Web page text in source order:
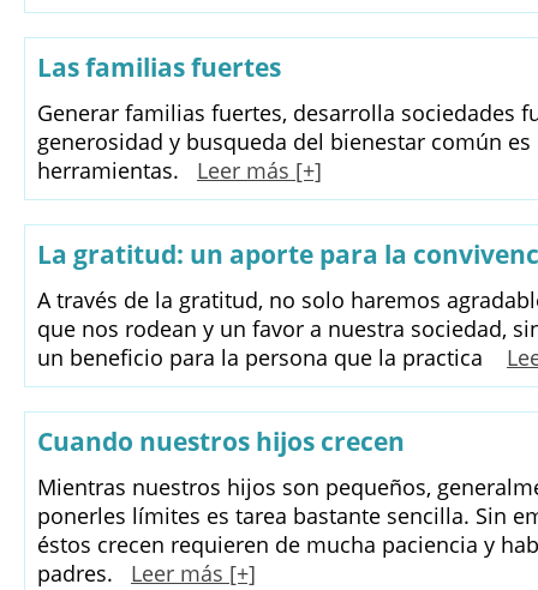
Las familias fuertes
Generar familias fuertes, desarrolla sociedades
generosidad y busqueda del bienestar común es
herramientas.
Leer más [+]
La gratitud: un aporte para la
A través de la gratitud, no solo haremos
que nos rodean y un favor a nuestra sociedad,
un beneficio para la persona que la practica
Cuando nuestros hijos crecen
Mientras nuestros hijos son pequeños,
ponerles límites es tarea bastante sencilla. Sin
éstos crecen requieren de mucha paciencia y
padres.
Leer más [+]